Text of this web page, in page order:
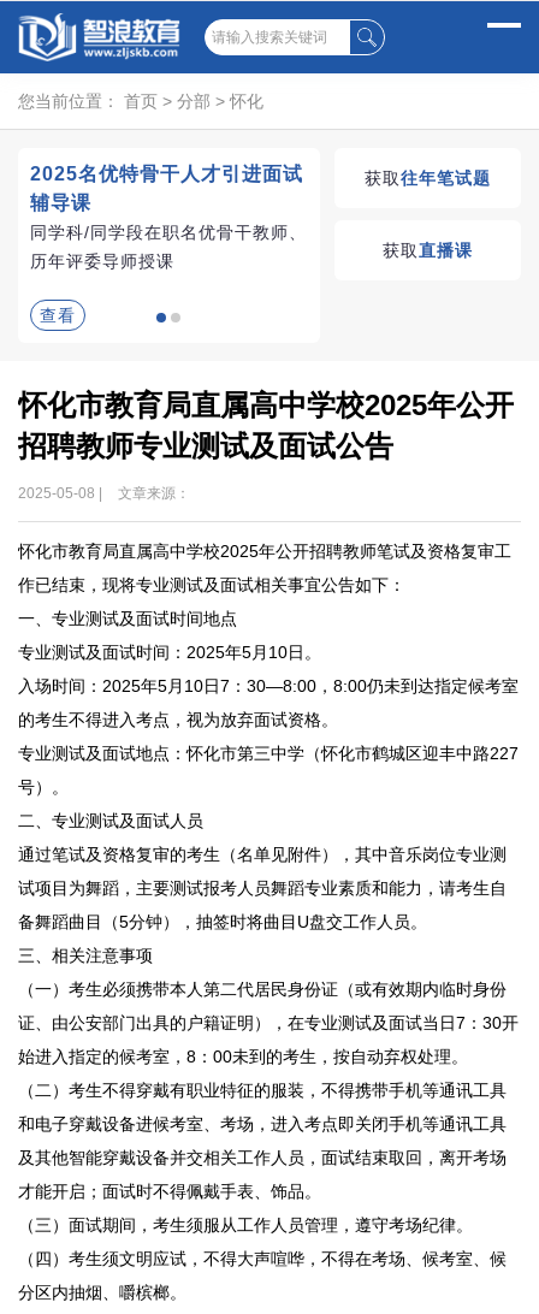
您当前位置： 首页 > 分部 >怀化
2025名优特骨干人才引进面试
辅导课
同学科/同学段在职名优骨干教师、
历年评委导师授课
查看
湖南教师招聘考试优
获取往年笔试题
获取直播课
怀化市教育局直属高中学校2025年公开
招聘教师专业测试及面试公告
2025-05-08 | 文章来源：
怀化市教育局直属高中学校2025年公开招聘教师笔试及资格复审工
作已结束，现将专业测试及面试相关事宜公告如下：
一、专业测试及面试时间地点
专业测试及面试时间：2025年5月10日。
入场时间：2025年5月10日7：30—8:00，8:00仍未到达指定候考室
的考生不得进入考点，视为放弃面试资格。
专业测试及面试地点：怀化市第三中学（怀化市鹤城区迎丰中路227
号）。
二、专业测试及面试人员
通过笔试及资格复审的考生（名单见附件），其中音乐岗位专业测
试项目为舞蹈，主要测试报考人员舞蹈专业素质和能力，请考生自
备舞蹈曲目（5分钟），抽签时将曲目U盘交工作人员。
三、相关注意事项
（一）考生必须携带本人第二代居民身份证（或有效期内临时身份
证、由公安部门出具的户籍证明），在专业测试及面试当日7：30开
始进入指定的候考室，8：00未到的考生，按自动弃权处理。
（二）考生不得穿戴有职业特征的服装，不得携带手机等通讯工具
和电子穿戴设备进候考室、考场，进入考点即关闭手机等通讯工具
及其他智能穿戴设备并交相关工作人员，面试结束取回，离开考场
才能开启；面试时不得佩戴手表、饰品。
（三）面试期间，考生须服从工作人员管理，遵守考场纪律。
（四）考生须文明应试，不得大声喧哗，不得在考场、候考室、候
分区内抽烟、嚼槟榔。